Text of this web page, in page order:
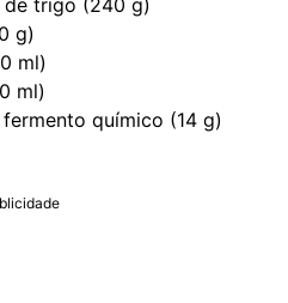
de trigo (240 g)
g)
ml)
ml)
químico (14 g)